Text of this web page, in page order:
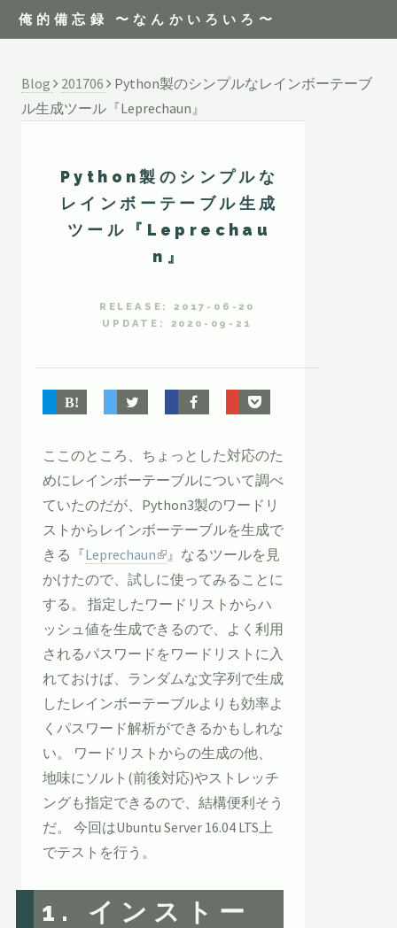
俺的備忘録 〜なんかいろいろ〜
Blog 201706
Python製のシンプルなレインボーテーブ
ル生成ツール『Leprechaun』
Python製のシンプルな
レインボーテーブル生成
ツール『Leprechau
n』
RELEASE: 2017-06-20
UPDATE: 2020-09-21
ここのところ、ちょっとした対応のた
めにレインボーテーブルについて調べ
ていたのだが、Python3製のワードリ
ストからレインボーテーブルを生成で
きる『Leprechaun
』なるツールを見
かけたので、試しに使ってみることに
する。 指定したワードリストからハ
ッシュ値を生成できるので、よく利用
されるパスワードをワードリストに入
れておけば、ランダムな文字列で生成
したレインボーテーブルよりも効率よ
くパスワード解析ができるかもしれな
い。 ワードリストからの生成の他、
地味にソルト(前後対応)やストレッチ
ングも指定できるので、結構便利そう
だ。 今回はUbuntu Server 16.04 LTS上
でテストを行う。
1. インストー